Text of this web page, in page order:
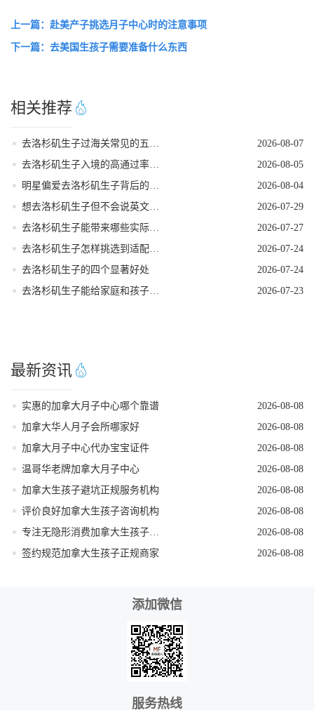
上一篇：赴美产子挑选月子中心时的注意事项
下一篇：去美国生孩子需要准备什么东西
相关推荐
2026-08-07
2026-08-05
2026-08-04
2026-07-29
2026-07-27
2026-07-24
去洛杉矶生子的四个显著好处
2026-07-24
2026-07-23
最新资讯
实惠的加拿大月子中心哪个靠谱
2026-08-08
加拿大华人月子会所哪家好
2026-08-08
加拿大月子中心代办宝宝证件
2026-08-08
温哥华老牌加拿大月子中心
2026-08-08
加拿大生孩子避坑正规服务机构
2026-08-08
评价良好加拿大生孩子咨询机构
2026-08-08
2026-08-08
签约规范加拿大生孩子正规商家
2026-08-08
添加微信
服务热线